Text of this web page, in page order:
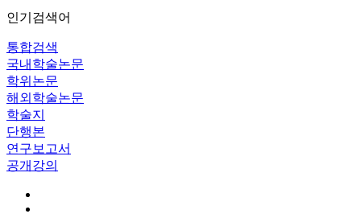
인기검색어
통합검색
국내학술논문
학위논문
해외학술논문
학술지
단행본
연구보고서
공개강의